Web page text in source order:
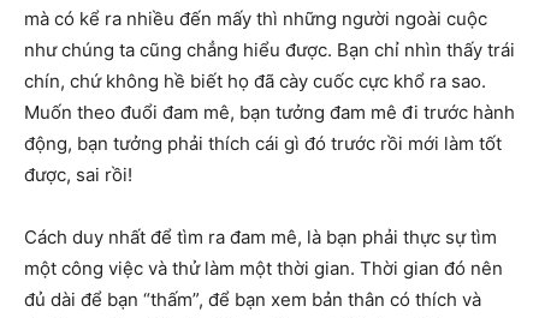
mà có kể ra nhiều đến mấy thì những người ngoài cuộc
như chúng ta cũng chẳng hiểu được. Bạn chỉ nhìn thấy trái
chín, chứ không hề biết họ đã cày cuốc cực khổ ra sao.
Muốn theo đuổi đam mê, bạn tưởng đam mê đi trước hành
động, bạn tưởng phải thích cái gì đó trước rồi mới làm tốt
được, sai rồi!
Cách duy nhất để tìm ra đam mê, là bạn phải thực sự tìm
một công việc và thử làm một thời gian. Thời gian đó nên
đủ dài để bạn “thấm”, để bạn xem bản thân có thích và